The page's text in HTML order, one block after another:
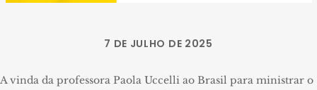
7 DE JULHO DE 2025
A vinda da professora Paola Uccelli ao Brasil para ministrar o